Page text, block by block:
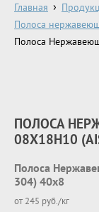
Главная
Полоса
Полоса
ПОЛОСА
08Х18Н10
Полоса
304) 40х8
от 245 руб./кг